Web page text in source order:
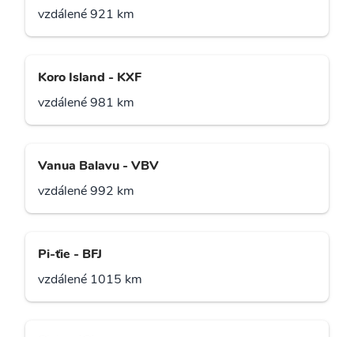
vzdálené 921 km
Koro Island - KXF
vzdálené 981 km
Vanua Balavu - VBV
vzdálené 992 km
Pi-ťie - BFJ
vzdálené 1015 km